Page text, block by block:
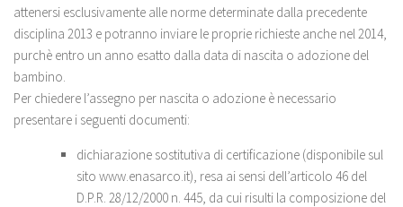
attenersi esclusivamente alle norme determinate dalla precedente
disciplina 2013 e potranno inviare le proprie richieste anche nel 2014,
purchè entro un anno esatto dalla data di nascita o adozione del
bambino.
Per chiedere l’assegno per nascita o adozione è necessario
presentare i seguenti documenti:
dichiarazione sostitutiva di certificazione (disponibile sul
sito www.enasarco.it), resa ai sensi dell’articolo 46 del
D.P.R. 28/12/2000 n. 445, da cui risulti la composizione del